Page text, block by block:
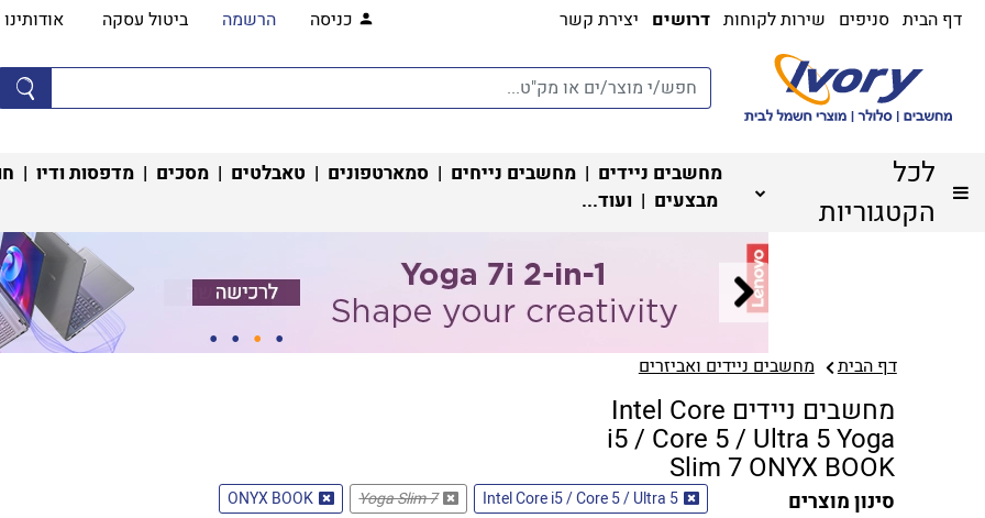
דף הבית סניפים שירות לקוחות דרושים יצירת קשר כניסה הרשמה ביטול עסקה אודותינו
לכל
הקטגוריות
מחשבים ניידים | מחשבים נייחים | סמארטפונים | טאבלטים | מסכים | מדפסות ודיו |
מבצעים | ועוד...
דף הבית מחשבים ניידים ואביזרים
מחשבים ניידים Intel Core
i5 / Core 5 / Ultra 5 Yoga
Slim 7 ONYX BOOK
סינון מוצרים Intel Core i5 / Core 5 / Ultra 5
Yoga Slim 7
ONYX BOOK